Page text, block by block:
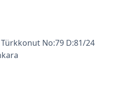
No:79 D:81/24